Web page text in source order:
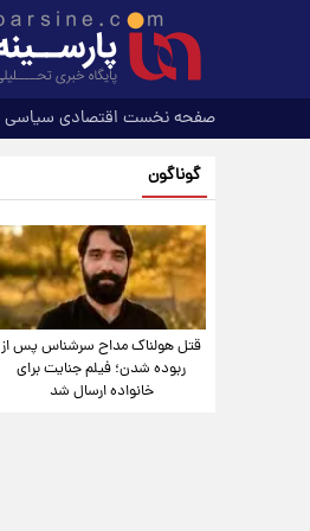
صفحه نخست اقتصادی سیاسی
گوناگون
قتل هولناک مداح سرشناس پس از
ربوده شدن؛ فیلم جنایت برای
خانواده ارسال شد